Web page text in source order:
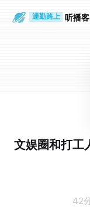
通勤路上 听播
文娱圈和打工
42